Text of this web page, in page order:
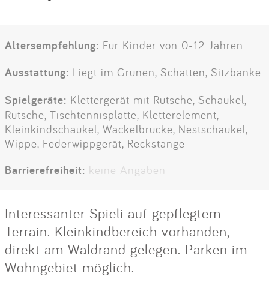
Altersempfehlung: Für Kinder von 0-12 Jahren
Ausstattung: Liegt im Grünen, Schatten, Sitzbänke
Spielgeräte: Klettergerät mit Rutsche, Schaukel,
Rutsche, Tischtennisplatte, Kletterelement,
Kleinkindschaukel, Wackelbrücke, Nestschaukel,
Wippe, Federwippgerät, Reckstange
Barrierefreiheit: keine Angaben
Interessanter Spieli auf gepflegtem
Terrain. Kleinkindbereich vorhanden,
direkt am Waldrand gelegen. Parken im
Wohngebiet möglich.